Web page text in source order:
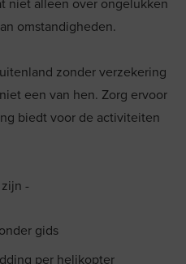
niet alleen over ongelukken
omstandigheden.
zonder verzekering
een van hen. Zorg ervoor
biedt voor de activiteiten
-
gids
per helikopter